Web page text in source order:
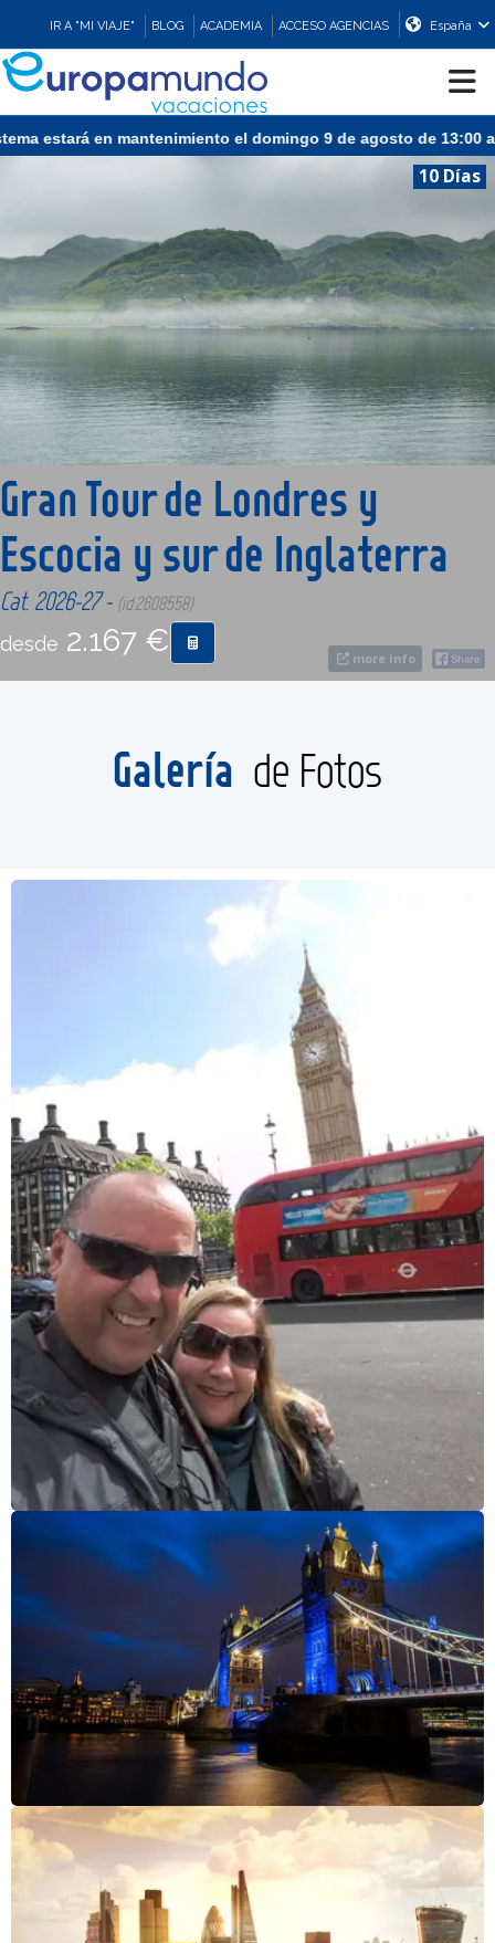
IR A "MI VIAJE" BLOG ACADEMIA ACCESO AGENCIAS España
CRUCEROS
ASIA
ORIENTE
PROMOCIONES
COMPRAR
CONTACTO
10 Días
more info
Gran Tour de Londres y
Escocia y sur de Inglaterra
Cat. 2026-27 - (id:2608558)
desde 2.167 €
Galería de Fotos